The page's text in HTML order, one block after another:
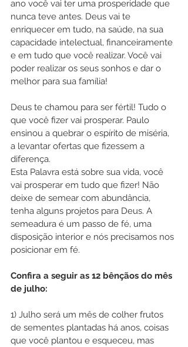
ano você vai ter uma prosperidade que
nunca teve antes. Deus vai te
enriquecer em tudo, na saúde, na sua
capacidade intelectual, financeiramente
e em tudo que você realizar. Você vai
poder realizar os seus sonhos e dar o
melhor para sua família!
Deus te chamou para ser fértil! Tudo o
que você fizer vai prosperar. Paulo
ensinou a quebrar o espírito de miséria,
a levantar ofertas que fizessem a
diferença.
Esta Palavra está sobre sua vida, você
vai prosperar em tudo que fizer! Não
deixe de semear com abundância,
tenha alguns projetos para Deus. A
semeadura é um passo de fé, uma
disposição interior e nós precisamos nos
posicionar em fé.
Confira a seguir as 12 bênçãos do mês
de julho:
1) Julho será um mês de colher frutos
de sementes plantadas há anos, coisas
que você plantou e esqueceu, mas